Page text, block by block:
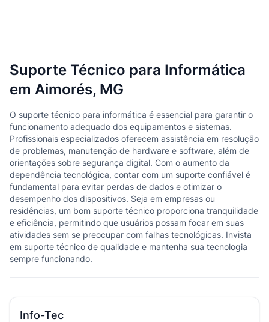
Suporte Técnico para Informática
em Aimorés, MG
O suporte técnico para informática é essencial para garantir o
funcionamento adequado dos equipamentos e sistemas.
Profissionais especializados oferecem assistência em resolução
de problemas, manutenção de hardware e software, além de
orientações sobre segurança digital. Com o aumento da
dependência tecnológica, contar com um suporte confiável é
fundamental para evitar perdas de dados e otimizar o
desempenho dos dispositivos. Seja em empresas ou
residências, um bom suporte técnico proporciona tranquilidade
e eficiência, permitindo que usuários possam focar em suas
atividades sem se preocupar com falhas tecnológicas. Invista
em suporte técnico de qualidade e mantenha sua tecnologia
sempre funcionando.
Info-Tec